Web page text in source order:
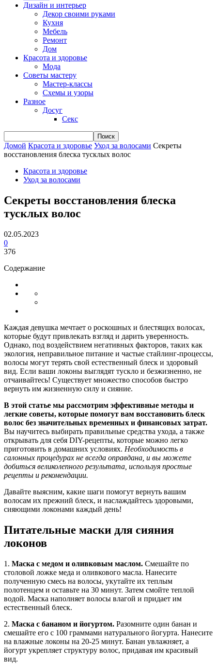
Дизайн и интерьер
Декор своими руками
Кухня
Мебель
Ремонт
Дом
Красота и здоровье
Мода
Советы мастеру
Мастер-классы
Схемы и узоры
Разное
Досуг
Секс
Домой Красота и здоровье Уход за волосами Секреты
восстановления блеска тусклых волос
Красота и здоровье
Уход за волосами
Секреты восстановления блеска
тусклых волос
02.05.2023
0
376
Содержание
Каждая девушка мечтает о роскошных и блестящих волосах,
которые будут привлекать взгляд и дарить уверенность.
Однако, под воздействием негативных факторов, таких как
экология, неправильное питание и частые стайлинг-процессы,
волосы могут терять свой естественный блеск и здоровый
вид. Если ваши локоны выглядят тускло и безжизненно, не
отчаивайтесь! Существует множество способов быстро
вернуть им жизненную силу и сияние.
В этой статье мы рассмотрим эффективные методы и
легкие советы, которые помогут вам восстановить блеск
волос без значительных временных и финансовых затрат.
Вы научитесь выбирать правильные средства ухода, а также
открывать для себя DIY-рецепты, которые можно легко
приготовить в домашних условиях. Необходимость в
салонных процедурах не всегда оправдана, и вы можете
добиться великолепного результата, используя простые
рецепты и рекомендации.
Давайте выясним, какие шаги помогут вернуть вашим
волосам их прежний блеск, и наслаждайтесь здоровыми,
сияющими локонами каждый день!
Питательные маски для сияния
локонов
1. Маска с медом и оливковым маслом. Смешайте по
столовой ложке меда и оливкового масла. Нанесите
полученную смесь на волосы, укутайте их теплым
полотенцем и оставьте на 30 минут. Затем смойте теплой
водой. Маска наполняет волосы влагой и придает им
естественный блеск.
2. Маска с бананом и йогуртом. Разомните один банан и
смешайте его с 100 граммами натурального йогурта. Нанесите
на влажные локоны на 20-25 минут. Банан увлажняет, а
йогурт укрепляет структуру волос, придавая им красивый
вид.